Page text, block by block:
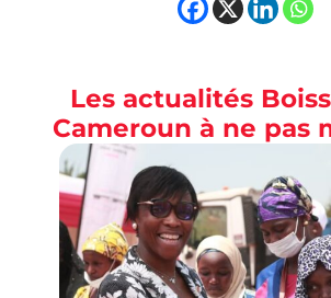
Les actualités
Cameroun à ne pas